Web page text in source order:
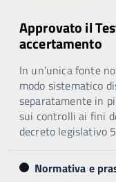
Approvato il
accertamento
In un’unica fonte
modo sistematico
separatamente in
sui controlli ai fini
decreto legislativo
Normativa e